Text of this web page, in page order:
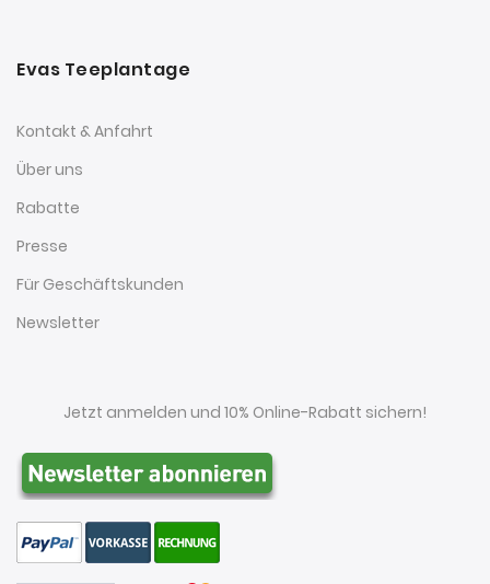
Evas Teeplantage
Kontakt & Anfahrt
Über uns
Rabatte
Presse
Für Geschäftskunden
Newsletter
Jetzt anmelden und 10% Online-Rabatt sichern!